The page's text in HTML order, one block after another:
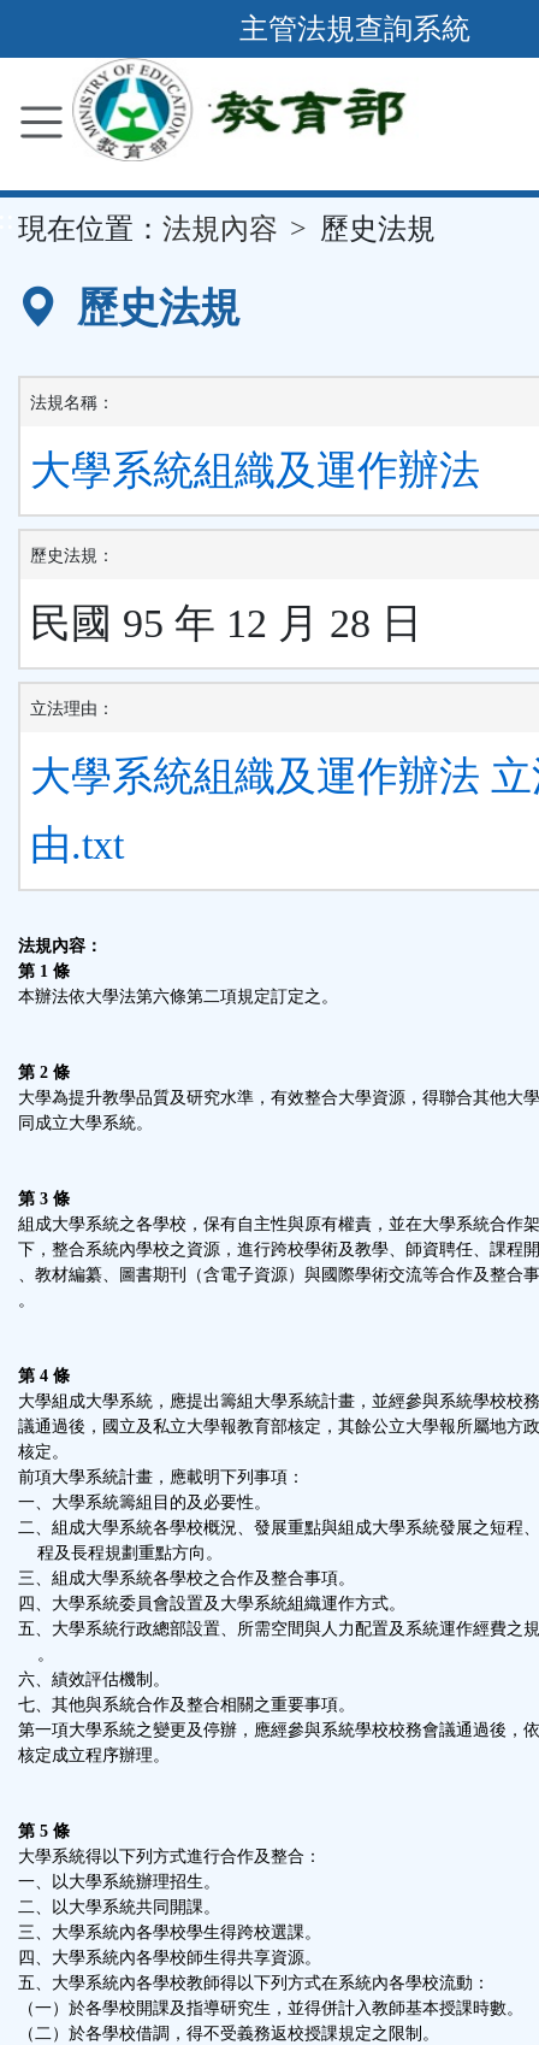
到
要
容
區
主管法規查詢系統
現在位置： 法規內容 歷史法規
歷史法規
法規名稱：
大學系統組織及運作辦法
歷史法規：
民國 95 年 12 月 28 日
立法理由：
大學系統組織及運作辦法
由.txt
法規內容：
第 1 條
本辦法依大學法第六條第二項規定訂定之。
第 2 條
大學為提升教學品質及研究水準，有效整合大學資源，得聯合其他大
同成立大學系統。
第 3 條
組成大學系統之各學校，保有自主性與原有權責，並在大學系統合作
下，整合系統內學校之資源，進行跨校學術及教學、師資聘任、課程
、教材編纂、圖書期刊（含電子資源）與國際學術交流等合作及整合
。
第 4 條
大學組成大學系統，應提出籌組大學系統計畫，並經參與系統學校校
議通過後，國立及私立大學報教育部核定，其餘公立大學報所屬地方
核定。
前項大學系統計畫，應載明下列事項：
一、大學系統籌組目的及必要性。
二、組成大學系統各學校概況、發展重點與組成大學系統發展之短程
程及長程規劃重點方向。
三、組成大學系統各學校之合作及整合事項。
四、大學系統委員會設置及大學系統組織運作方式。
五、大學系統行政總部設置、所需空間與人力配置及系統運作經費之
。
六、績效評估機制。
七、其他與系統合作及整合相關之重要事項。
第一項大學系統之變更及停辦，應經參與系統學校校務會議通過後，
核定成立程序辦理。
第 5 條
大學系統得以下列方式進行合作及整合：
一、以大學系統辦理招生。
二、以大學系統共同開課。
三、大學系統內各學校學生得跨校選課。
四、大學系統內各學校師生得共享資源。
五、大學系統內各學校教師得以下列方式在系統內各學校流動：
（一）於各學校開課及指導研究生，並得併計入教師基本授課時數。
（二）於各學校借調，得不受義務返校授課規定之限制。